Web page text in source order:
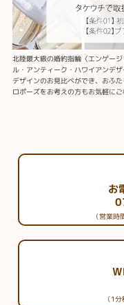
北陸最大級の婚約指輪〈エンゲー
ル・アンティーク・ハワイアンデ
デザインのお見比べができ、おふ
ロポーズをお考えの方もお気軽にご
お
（営業
（1